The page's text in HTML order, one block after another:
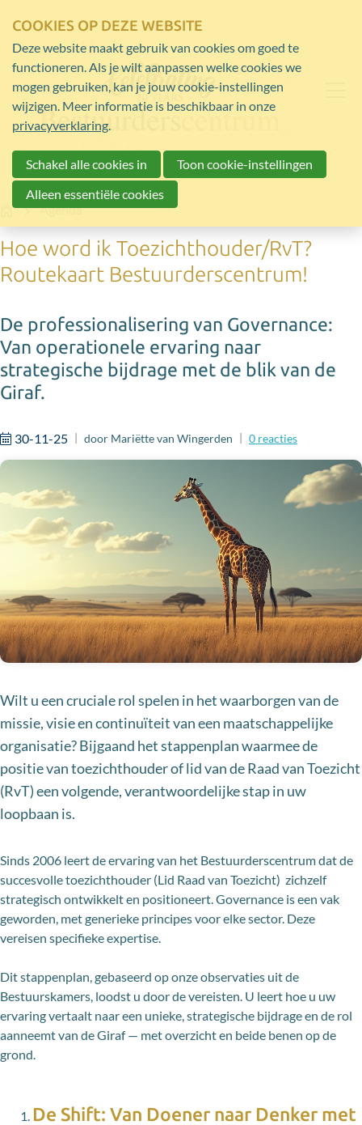
HomeAgenda
Hoe word ik Toezichthouder/RvT?
Routekaart Bestuurderscentrum!
De professionalisering van Governance:
Van operationele ervaring naar
strategische bijdrage met de blik van de
Giraf.
30-11-25 door Mariëtte van Wingerden 0 reacties
Wilt u een cruciale rol spelen in het waarborgen van de
missie, visie en continuïteit van een maatschappelijke
organisatie? Bijgaand het stappenplan waarmee de
positie van toezichthouder of lid van de Raad van Toezicht
(RvT) een volgende, verantwoordelijke stap in uw
loopbaan is.
Sinds 2006 leert de ervaring van het Bestuurderscentrum dat de
succesvolle toezichthouder (Lid Raad van Toezicht) zichzelf
strategisch ontwikkelt en positioneert. Governance is een vak
geworden, met generieke principes voor elke sector. Deze
vereisen specifieke expertise.
Dit stappenplan, gebaseerd op onze observaties uit de
Bestuurskamers, loodst u door de vereisten. U leert hoe u uw
ervaring vertaalt naar een unieke, strategische bijdrage en de rol
aanneemt van de Giraf — met overzicht en beide benen op de
grond.
De Shift: Van Doener naar Denker met
COOKIES OP DEZE WEBSITE
Deze website maakt gebruik van cookies om goed te
functioneren. Als je wilt aanpassen welke cookies we
mogen gebruiken, kan je jouw cookie-instellingen
wijzigen. Meer informatie is beschikbaar in onze
privacyverklaring.
Schakel alle cookies in
Toon cookie-instellingen
Alleen essentiële cookies